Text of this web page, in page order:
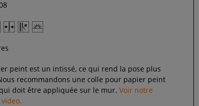
peint est un intissé, ce qui rend la pose plus
recommandons une colle pour papier peint
doit être appliquée sur le mur.Voir notre